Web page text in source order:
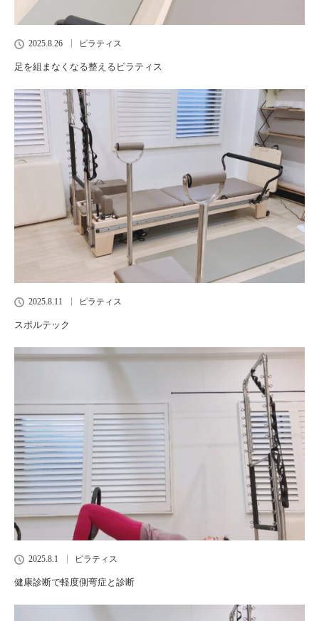
2025.8.26 ピラティス
足を組まなくなる整えるピラティス
2025.8.11 ピラティス
スポルテック
2025.8.1 ピラティス
健康診断で軽度側弯症と診断